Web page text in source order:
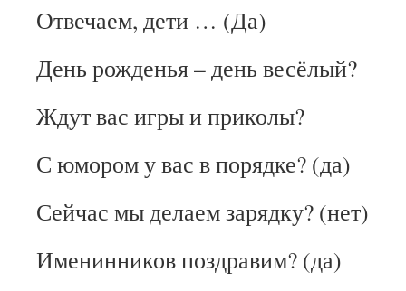
Отвечаем, дети … (Да)
День рожденья – день весёлый?
Ждут вас игры и приколы?
С юмором у вас в порядке? (да)
Сейчас мы делаем зарядку? (нет)
Именинников поздравим? (да)